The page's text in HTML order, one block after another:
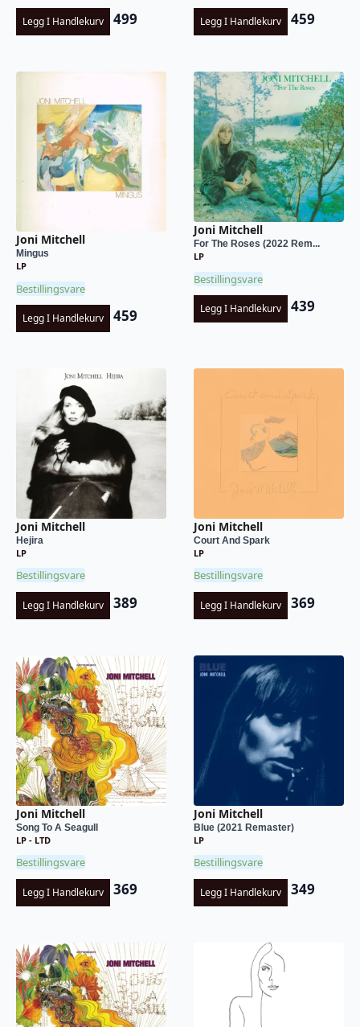
Legg I Handlekurv 499 Legg I Handlekurv 459
Joni Mitchell
Mingus
LP
Bestillingsvare
Legg I Handlekurv 459
Joni Mitchell
For The Roses (2022 Rem...
LP
Bestillingsvare
Legg I Handlekurv 439
Joni Mitchell
Hejira
LP
Bestillingsvare
Legg I Handlekurv 389
Joni Mitchell
Court And Spark
LP
Bestillingsvare
Legg I Handlekurv 369
Joni Mitchell
Song To A Seagull
LP - LTD
Bestillingsvare
Legg I Handlekurv 369
Joni Mitchell
Blue (2021 Remaster)
LP
Bestillingsvare
Legg I Handlekurv 349